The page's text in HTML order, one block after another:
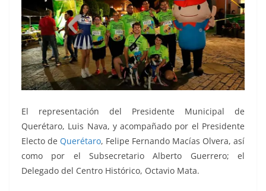
El representación del Presidente Municipal de
Querétaro, Luis Nava, y acompañado por el Presidente
Electo de Querétaro, Felipe Fernando Macías Olvera, así
como por el Subsecretario Alberto Guerrero; el
Delegado del Centro Histórico, Octavio Mata.